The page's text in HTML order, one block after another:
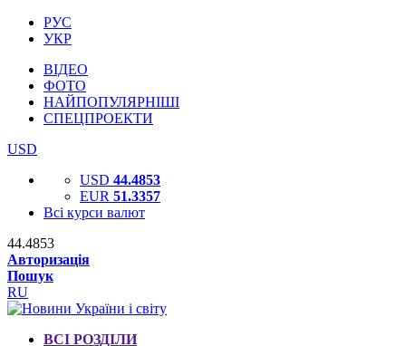
РУС
УКР
ВІДЕО
ФОТО
НАЙПОПУЛЯРНІШІ
СПЕЦПРОЕКТИ
USD
USD 44.4853
EUR 51.3357
Всі курси валют
44.4853
Авторизація
Пошук
RU
ВСІ РОЗДІЛИ